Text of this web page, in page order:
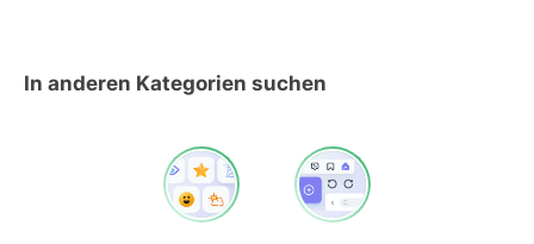
In anderen Kategorien suchen